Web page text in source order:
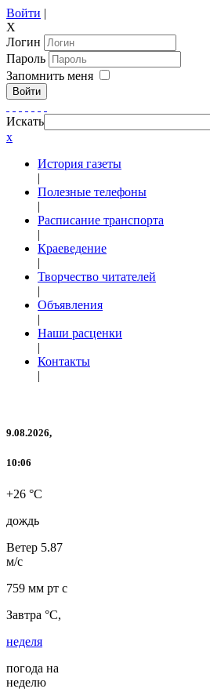
Войти |
X
Логин
Пароль
Запомнить меня
Войти
Искать
x
История газеты
|
Полезные телефоны
|
Расписание транспорта
|
Краеведение
|
Творчество читателей
|
Объявления
|
Наши расценки
|
Контакты
|
9.08.2026,
10:06
+26 °C
дождь
Ветер 5.87
м/с
759 мм рт с
Завтра °C,
неделя
погода на
неделю